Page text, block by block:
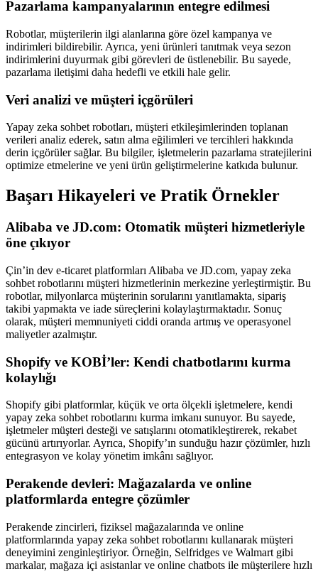
Pazarlama kampanyalarının entegre edilmesi
Robotlar, müşterilerin ilgi alanlarına göre özel kampanya ve
indirimleri bildirebilir. Ayrıca, yeni ürünleri tanıtmak veya sezon
indirimlerini duyurmak gibi görevleri de üstlenebilir. Bu sayede,
pazarlama iletişimi daha hedefli ve etkili hale gelir.
Veri analizi ve müşteri içgörüleri
Yapay zeka sohbet robotları, müşteri etkileşimlerinden toplanan
verileri analiz ederek, satın alma eğilimleri ve tercihleri hakkında
derin içgörüler sağlar. Bu bilgiler, işletmelerin pazarlama stratejilerini
optimize etmelerine ve yeni ürün geliştirmelerine katkıda bulunur.
Başarı Hikayeleri ve Pratik Örnekler
Alibaba ve JD.com: Otomatik müşteri hizmetleriyle
öne çıkıyor
Çin’in dev e-ticaret platformları Alibaba ve JD.com, yapay zeka
sohbet robotlarını müşteri hizmetlerinin merkezine yerleştirmiştir. Bu
robotlar, milyonlarca müşterinin sorularını yanıtlamakta, sipariş
takibi yapmakta ve iade süreçlerini kolaylaştırmaktadır. Sonuç
olarak, müşteri memnuniyeti ciddi oranda artmış ve operasyonel
maliyetler azalmıştır.
Shopify ve KOBİ’ler: Kendi chatbotlarını kurma
kolaylığı
Shopify gibi platformlar, küçük ve orta ölçekli işletmelere, kendi
yapay zeka sohbet robotlarını kurma imkanı sunuyor. Bu sayede,
işletmeler müşteri desteği ve satışlarını otomatikleştirerek, rekabet
gücünü artırıyorlar. Ayrıca, Shopify’ın sunduğu hazır çözümler, hızlı
entegrasyon ve kolay yönetim imkânı sağlıyor.
Perakende devleri: Mağazalarda ve online
platformlarda entegre çözümler
Perakende zincirleri, fiziksel mağazalarında ve online
platformlarında yapay zeka sohbet robotlarını kullanarak müşteri
deneyimini zenginleştiriyor. Örneğin, Selfridges ve Walmart gibi
markalar, mağaza içi asistanlar ve online chatbots ile müşterilere hızlı